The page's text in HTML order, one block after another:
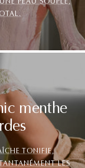
menthe
TONIFIE,
LES